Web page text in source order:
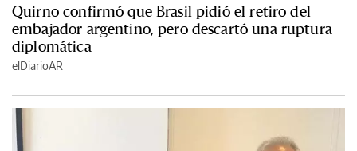
Quirno confirmó que Brasil pidió el retiro del
embajador argentino, pero descartó una ruptura
diplomática
elDiarioAR